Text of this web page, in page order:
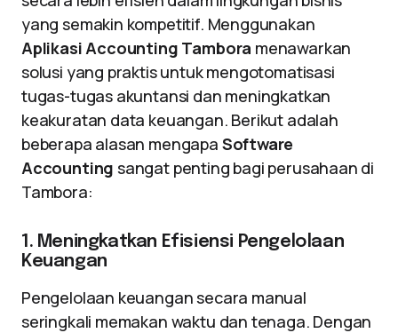
yang semakin kompetitif. Menggunakan
Aplikasi Accounting Tambora menawarkan
solusi yang praktis untuk mengotomatisasi
tugas-tugas akuntansi dan meningkatkan
keakuratan data keuangan. Berikut adalah
beberapa alasan mengapa Software
Accounting sangat penting bagi perusahaan di
Tambora:
1. Meningkatkan Efisiensi Pengelolaan
Keuangan
Pengelolaan keuangan secara manual
seringkali memakan waktu dan tenaga. Dengan